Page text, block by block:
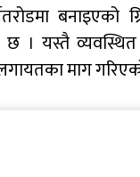
छ । यस्तै
माग